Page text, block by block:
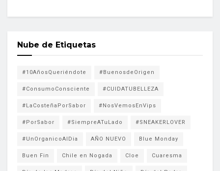
Nube de Etiquetas
#10AñosQueriéndote #BuenosdeOrigen
#ConsumoConsciente #CUIDATUBELLEZA
#LaCosteñaPorSabor #NosVemosEnVips
#PorSabor #SiempreATuLado #SNEAKERLOVER
#UnOrganicoAlDia AÑO NUEVO Blue Monday
Buen Fin Chile en Nogada Cloe Cuaresma